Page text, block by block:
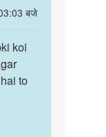
बजे
koi
to